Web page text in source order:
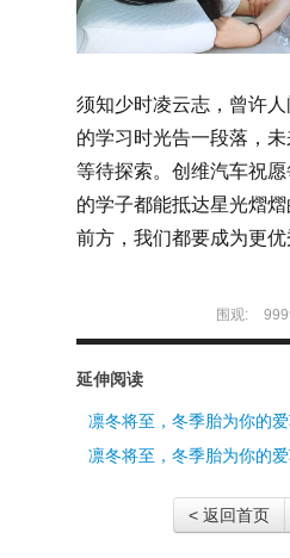
须知少时凌云志，曾许
的学习时光告一段落，
等待探索。创维汽车祝
的学子都能抵达星光熠
前方，我们都要成为更优
围观:
延伸阅读
凛冬将至，冬季胎为你的
凛冬将至，冬季胎为你的
< 返回首页